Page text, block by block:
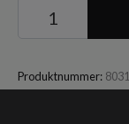
Produktnummer: 8031